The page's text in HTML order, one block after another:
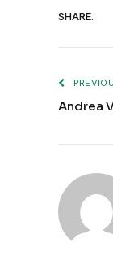
SHARE.
Andrea